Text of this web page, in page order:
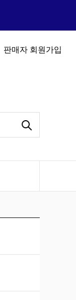
판매자 회원가입